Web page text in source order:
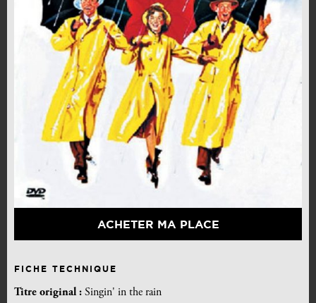
ACHETER MA PLACE
FICHE TECHNIQUE
Titre original : Singin' in the rain